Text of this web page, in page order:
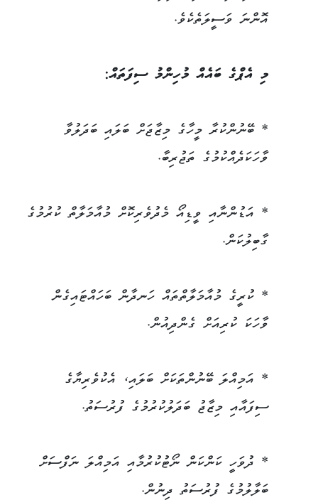
އޮންނަ ވަސީލަތެކެވެ.
މި އެޕްގެ ބައެއް މުހިންމު ސިފަތައް:
* ބޭނުންކުރާ މީހާގެ މިޒާޖަށް ބަލައި ބަދަލުވާ
ވާހަކަދެއްކުމުގެ ތަޖުރިބާ.
* އަޑުންނާއި ވީޑިއޯ މެދުވެރިކޮށް މުއާމަލާތް ކުރުމުގެ
ގާބިލުކަން.
* ކުރީގެ މުއާމަލާތްތައް ހަނދާން ބަހައްޓައިގެން
ވާހަކަ ކުރިއަށް ގެންދިއުން.
* އަމިއްލަ ބޭނުންތަކަށް ބަލައި، އެކުވެރިޔާގެ
ސިފައާއި މިޒާޖު ބަދަލުކުރުމުގެ ފުރުސަތު.
* ދުވަހީ ކަންކަން ނޯޓުކުރުމާއި އަމިއްލަ ނަފްސަށް
ބަލާލުމުގެ ފުރުސަތު ދިނުން.